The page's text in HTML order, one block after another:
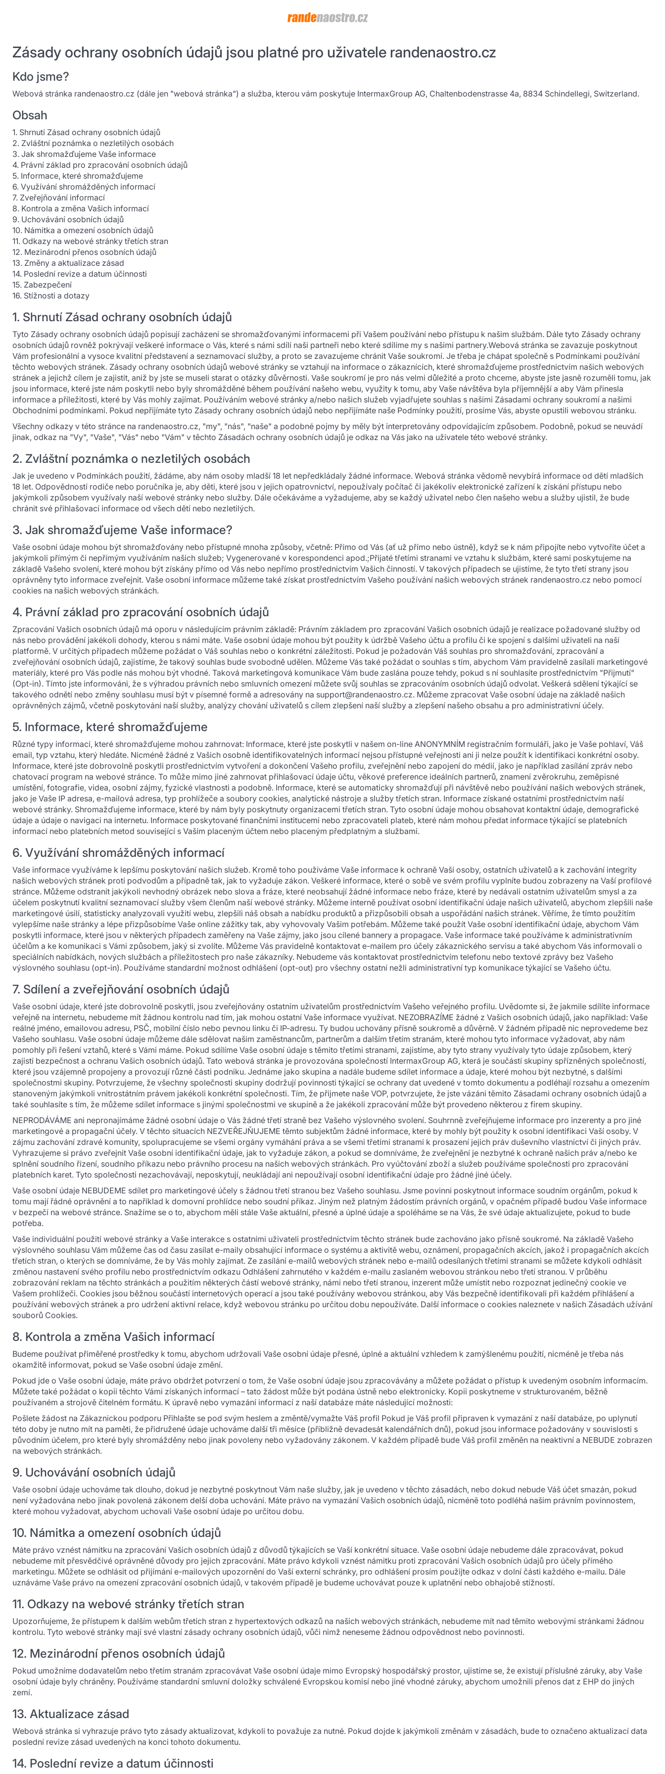
Zásady ochrany osobních údajů jsou platné pro uživatele randenaostro.cz
Kdo jsme?
Webová stránka randenaostro.cz (dále jen "webová stránka") a služba, kterou vám poskytuje IntermaxGroup AG, Chaltenbodenstrasse 4a, 8834 Schindellegi, Switzerland.
Obsah
1. Shrnutí Zásad ochrany osobních údajů
2. Zvláštní poznámka o nezletilých osobách
3. Jak shromažďujeme Vaše informace
4. Právní základ pro zpracování osobních údajů
5. Informace, které shromažďujeme
6. Využívání shromážděných informací
7. Zveřejňování informací
8. Kontrola a změna Vašich informací
9. Uchovávání osobních údajů
10. Námitka a omezení osobních údajů
11. Odkazy na webové stránky třetích stran
12. Mezinárodní přenos osobních údajů
13. Změny a aktualizace zásad
14. Poslední revize a datum účinnosti
15. Zabezpečení
16. Stížnosti a dotazy
1. Shrnutí Zásad ochrany osobních údajů
Tyto Zásady ochrany osobních údajů popisují zacházení se shromažďovanými informacemi při Vašem používání nebo přístupu k našim službám. Dále tyto Zásady ochrany
osobních údajů rovněž pokrývají veškeré informace o Vás, které s námi sdílí naši partneři nebo které sdílíme my s našimi partnery.Webová stránka se zavazuje poskytnout
Vám profesionální a vysoce kvalitní představení a seznamovací služby, a proto se zavazujeme chránit Vaše soukromí. Je třeba je chápat společně s Podmínkami používání
těchto webových stránek. Zásady ochrany osobních údajů webové stránky se vztahují na informace o zákaznících, které shromažďujeme prostřednictvím našich webových
stránek a jejichž cílem je zajistit, aniž by jste se museli starat o otázky důvěrnosti. Vaše soukromí je pro nás velmi důležité a proto chceme, abyste jste jasně rozuměli tomu, jak
jsou informace, které jste nám poskytli nebo byly shromážděné během používání našeho webu, využity k tomu, aby Vaše návštěva byla příjemnější a aby Vám přinesla
informace a příležitosti, které by Vás mohly zajímat. Používáním webové stránky a/nebo našich služeb vyjadřujete souhlas s našimi Zásadami ochrany soukromí a našimi
Obchodními podmínkami. Pokud nepřijímáte tyto Zásady ochrany osobních údajů nebo nepřijímáte naše Podmínky použití, prosíme Vás, abyste opustili webovou stránku.
Všechny odkazy v této stránce na randenaostro.cz, "my", "nás", "naše" a podobné pojmy by měly být interpretovány odpovídajícím způsobem. Podobně, pokud se neuvádí
jinak, odkaz na "Vy", "Vaše", "Vás" nebo "Vám" v těchto Zásadách ochrany osobních údajů je odkaz na Vás jako na uživatele této webové stránky.
2. Zvláštní poznámka o nezletilých osobách
Jak je uvedeno v Podmínkách použití, žádáme, aby nám osoby mladší 18 let nepředkládaly žádné informace. Webová stránka vědomě nevybírá informace od dětí mladších
18 let. Odpovědností rodiče nebo poručníka je, aby děti, které jsou v jejich opatrovnictví, nepoužívaly počítač či jakékoliv elektronické zařízení k získání přístupu nebo
jakýmkoli způsobem využívaly naší webové stránky nebo služby. Dále očekáváme a vyžadujeme, aby se každý uživatel nebo člen našeho webu a služby ujistil, že bude
chránit své přihlašovací informace od všech dětí nebo nezletilých.
3. Jak shromažďujeme Vaše informace?
Vaše osobní údaje mohou být shromažďovány nebo přístupné mnoha způsoby, včetně: Přímo od Vás (ať už přímo nebo ústně), když se k nám připojíte nebo vytvoříte účet a
jakýmkoli přímým či nepřímým využíváním našich služeb; Vygenerované v korespondenci apod.;Přijaté třetími stranami ve vztahu k službám, které sami poskytujeme na
základě Vašeho svolení, které mohou být získány přímo od Vás nebo nepřímo prostřednictvím Vašich činností. V takových případech se ujistíme, že tyto třetí strany jsou
oprávněny tyto informace zveřejnit. Vaše osobní informace můžeme také získat prostřednictvím Vašeho používání našich webových stránek randenaostro.cz nebo pomocí
cookies na našich webových stránkách.
4. Právní základ pro zpracování osobních údajů
Zpracování Vašich osobních údajů má oporu v následujícím právním základě: Právním základem pro zpracování Vašich osobních údajů je realizace požadované služby od
nás nebo provádění jakékoli dohody, kterou s námi máte. Vaše osobní údaje mohou být použity k údržbě Vašeho účtu a profilu či ke spojení s dalšími uživateli na naší
platformě. V určitých případech můžeme požádat o Váš souhlas nebo o konkrétní záležitosti. Pokud je požadován Váš souhlas pro shromažďování, zpracování a
zveřejňování osobních údajů, zajistíme, že takový souhlas bude svobodně udělen. Můžeme Vás také požádat o souhlas s tím, abychom Vám pravidelně zasílali marketingové
materiály, které pro Vás podle nás mohou být vhodné. Taková marketingová komunikace Vám bude zaslána pouze tehdy, pokud s ní souhlasíte prostřednictvím "Přijmutí"
(Opt-in). Tímto jste informováni, že s výhradou právních nebo smluvních omezení můžete svůj souhlas se zpracováním osobních údajů odvolat. Veškerá sdělení týkající se
takového odnětí nebo změny souhlasu musí být v písemné formě a adresovány na support@randenaostro.cz. Můžeme zpracovat Vaše osobní údaje na základě našich
oprávněných zájmů, včetně poskytování naší služby, analýzy chování uživatelů s cílem zlepšení naší služby a zlepšení našeho obsahu a pro administrativní účely.
5. Informace, které shromažďujeme
Různé typy informací, které shromažďujeme mohou zahrnovat: Informace, které jste poskytli v našem on-line ANONYMNÍM registračním formuláři, jako je Vaše pohlaví, Váš
email, typ vztahu, který hledáte. Nicméně žádné z Vašich osobně identifikovatelných informací nejsou přístupné veřejnosti ani ji nelze použít k identifikaci konkrétní osoby.
Informace, které jste dobrovolně poskytli prostřednictvím vytvoření a dokončení Vašeho profilu, zveřejnění nebo zapojení do médií, jako je například zasílání zpráv nebo
chatovací program na webové stránce. To může mimo jiné zahrnovat přihlašovací údaje účtu, věkové preference ideálních partnerů, znamení zvěrokruhu, zeměpisné
umístění, fotografie, videa, osobní zájmy, fyzické vlastnosti a podobně. Informace, které se automaticky shromažďují při návštěvě nebo používání našich webových stránek,
jako je Vaše IP adresa, e-mailová adresa, typ prohlížeče a soubory cookies, analytické nástroje a služby třetích stran. Informace získané ostatními prostřednictvím naší
webové stránky. Shromažďujeme informace, které by nám byly poskytnuty organizacemi třetích stran. Tyto osobní údaje mohou obsahovat kontaktní údaje, demografické
údaje a údaje o navigaci na internetu. Informace poskytované finančními institucemi nebo zpracovateli plateb, které nám mohou předat informace týkající se platebních
informací nebo platebních metod související s Vaším placeným účtem nebo placeným předplatným a službami.
6. Využívání shromážděných informací
Vaše informace využíváme k lepšímu poskytování našich služeb. Kromě toho používáme Vaše informace k ochraně Vaší osoby, ostatních uživatelů a k zachování integrity
našich webových stránek proti podvodům a případně tak, jak to vyžaduje zákon. Veškeré informace, které o sobě ve svém profilu vyplníte budou zobrazeny na Vaší profilové
stránce. Můžeme odstranit jakýkoli nevhodný obrázek nebo slova a fráze, které neobsahují žádné informace nebo fráze, které by nedávali ostatním uživatelům smysl a za
účelem poskytnutí kvalitní seznamovací služby všem členům naší webové stránky. Můžeme interně používat osobní identifikační údaje našich uživatelů, abychom zlepšili naše
marketingové úsilí, statisticky analyzovali využití webu, zlepšili náš obsah a nabídku produktů a přizpůsobili obsah a uspořádání našich stránek. Věříme, že tímto použitím
vylepšíme naše stránky a lépe přizpůsobíme Vaše online zážitky tak, aby vyhovovaly Vašim potřebám. Můžeme také použít Vaše osobní identifikační údaje, abychom Vám
poskytli informace, které jsou v některých případech zaměřeny na Vaše zájmy, jako jsou cílené bannery a propagace. Vaše informace také používáme k administrativním
účelům a ke komunikaci s Vámi způsobem, jaký si zvolíte. Můžeme Vás pravidelně kontaktovat e-mailem pro účely zákaznického servisu a také abychom Vás informovali o
speciálních nabídkách, nových službách a příležitostech pro naše zákazníky. Nebudeme vás kontaktovat prostřednictvím telefonu nebo textové zprávy bez Vašeho
výslovného souhlasu (opt-in). Používáme standardní možnost odhlášení (opt-out) pro všechny ostatní nežli administrativní typ komunikace týkající se Vašeho účtu.
7. Sdílení a zveřejňování osobních údajů
Vaše osobní údaje, které jste dobrovolně poskytli, jsou zveřejňovány ostatním uživatelům prostřednictvím Vašeho veřejného profilu. Uvědomte si, že jakmile sdílíte informace
veřejně na internetu, nebudeme mít žádnou kontrolu nad tím, jak mohou ostatní Vaše informace využívat. NEZOBRAZÍME žádné z Vašich osobních údajů, jako například: Vaše
reálné jméno, emailovou adresu, PSČ, mobilní číslo nebo pevnou linku či IP-adresu. Ty budou uchovány přísně soukromě a důvěrně. V žádném případě nic neprovedeme bez
Vašeho souhlasu. Vaše osobní údaje můžeme dále sdělovat našim zaměstnancům, partnerům a dalším třetím stranám, které mohou tyto informace vyžadovat, aby nám
pomohly při řešení vztahů, které s Vámi máme. Pokud sdílíme Vaše osobní údaje s těmito třetími stranami, zajistíme, aby tyto strany využívaly tyto údaje způsobem, který
zajistí bezpečnost a ochranu Vašich osobních údajů. Tato webová stránka je provozována společností IntermaxGroup AG, která je součástí skupiny spřízněných společností,
které jsou vzájemně propojeny a provozují různé části podniku. Jednáme jako skupina a nadále budeme sdílet informace a údaje, které mohou být nezbytné, s dalšími
společnostmi skupiny. Potvrzujeme, že všechny společnosti skupiny dodržují povinnosti týkající se ochrany dat uvedené v tomto dokumentu a podléhají rozsahu a omezením
stanoveným jakýmkoli vnitrostátním právem jakékoli konkrétní společnosti. Tím, že přijmete naše VOP, potvrzujete, že jste vázáni těmito Zásadami ochrany osobních údajů a
také souhlasíte s tím, že můžeme sdílet informace s jinými společnostmi ve skupině a že jakékoli zpracování může být provedeno některou z firem skupiny.
NEPRODÁVÁME ani nepronajímáme žádné osobní údaje o Vás žádné třetí straně bez Vašeho výslovného svolení. Souhrnně zveřejňujeme informace pro inzerenty a pro jiné
marketingové a propagační účely. V těchto situacích NEZVEŘEJŇUJEME těmto subjektům žádné informace, které by mohly být použity k osobní identifikaci Vaší osoby. V
zájmu zachování zdravé komunity, spolupracujeme se všemi orgány vymáhání práva a se všemi třetími stranami k prosazení jejich práv duševního vlastnictví či jiných práv.
Vyhrazujeme si právo zveřejnit Vaše osobní identifikační údaje, jak to vyžaduje zákon, a pokud se domníváme, že zveřejnění je nezbytné k ochraně našich práv a/nebo ke
splnění soudního řízení, soudního příkazu nebo právního procesu na našich webových stránkách. Pro vyúčtování zboží a služeb používáme společnosti pro zpracování
platebních karet. Tyto společnosti nezachovávají, neposkytují, neukládají ani nepoužívají osobní identifikační údaje pro žádné jiné účely.
Vaše osobní údaje NEBUDEME sdílet pro marketingové účely s žádnou třetí stranou bez Vašeho souhlasu. Jsme povinni poskytnout informace soudním orgánům, pokud k
tomu mají řádné oprávnění a to například k domovní prohlídce nebo soudní příkaz. Jiným než platným žádostím právních orgánů, v opačném případě budou Vaše informace
v bezpečí na webové stránce. Snažíme se o to, abychom měli stále Vaše aktuální, přesné a úplné údaje a spoléháme se na Vás, že své údaje aktualizujete, pokud to bude
potřeba.
Vaše individuální použití webové stránky a Vaše interakce s ostatními uživateli prostřednictvím těchto stránek bude zachováno jako přísně soukromé. Na základě Vašeho
výslovného souhlasu Vám můžeme čas od času zasílat e-maily obsahující informace o systému a aktivitě webu, oznámení, propagačních akcích, jakož i propagačních akcích
třetích stran, o kterých se domníváme, že by Vás mohly zajímat. Ze zasílání e-mailů webových stránek nebo e-mailů odesílaných třetími stranami se můžete kdykoli odhlásit
změnou nastavení svého profilu nebo prostřednictvím odkazu Odhlášení zahrnutého v každém e-mailu zaslaném webovou stránkou nebo třetí stranou. V průběhu
zobrazování reklam na těchto stránkách a použitím některých částí webové stránky, námi nebo třetí stranou, inzerent může umístit nebo rozpoznat jedinečný cookie ve
Vašem prohlížeči. Cookies jsou běžnou součástí internetových operací a jsou také používány webovou stránkou, aby Vás bezpečně identifikovali při každém přihlášení a
používání webových stránek a pro udržení aktivní relace, když webovou stránku po určitou dobu nepoužíváte. Další informace o cookies naleznete v našich Zásadách užívání
souborů Cookies.
8. Kontrola a změna Vašich informací
Budeme používat přiměřené prostředky k tomu, abychom udržovali Vaše osobní údaje přesné, úplné a aktuální vzhledem k zamýšlenému použití, nicméně je třeba nás
okamžitě informovat, pokud se Vaše osobní údaje změní.
Pokud jde o Vaše osobní údaje, máte právo obdržet potvrzení o tom, že Vaše osobní údaje jsou zpracovávány a můžete požádat o přístup k uvedeným osobním informacím.
Můžete také požádat o kopii těchto Vámi získaných informací – tato žádost může být podána ústně nebo elektronicky. Kopii poskytneme v strukturovaném, běžně
používaném a strojově čitelném formátu. K úpravě nebo vymazání informací z naší databáze máte následující možnosti:
Pošlete žádost na Zákaznickou podporu Přihlašte se pod svým heslem a změntě/vymažte Váš profil Pokud je Váš profil připraven k vymazání z naší databáze, po uplynutí
této doby je nutno mít na paměti, že přidružené údaje uchováme další tři měsíce (přibližně devadesát kalendářních dnů), pokud jsou informace požadovány v souvislosti s
původním účelem, pro které byly shromážděny nebo jinak povoleny nebo vyžadovány zákonem. V každém případě bude Váš profil změněn na neaktivní a NEBUDE zobrazen
na webových stránkách.
9. Uchovávání osobních údajů
Vaše osobní údaje uchováme tak dlouho, dokud je nezbytné poskytnout Vám naše služby, jak je uvedeno v těchto zásadách, nebo dokud nebude Váš účet smazán, pokud
není vyžadována nebo jinak povolená zákonem delší doba uchování. Máte právo na vymazání Vašich osobních údajů, nicméně toto podléhá našim právním povinnostem,
které mohou vyžadovat, abychom uchovali Vaše osobní údaje po určitou dobu.
10. Námitka a omezení osobních údajů
Máte právo vznést námitku na zpracování Vašich osobních údajů z důvodů týkajících se Vaší konkrétní situace. Vaše osobní údaje nebudeme dále zpracovávat, pokud
nebudeme mít přesvědčivé oprávněné důvody pro jejich zpracování. Máte právo kdykoli vznést námitku proti zpracování Vašich osobních údajů pro účely přímého
marketingu. Můžete se odhlásit od přijímání e-mailových upozornění do Vaší externí schránky, pro odhlášení prosím použijte odkaz v dolní části každého e-mailu. Dále
uznáváme Vaše právo na omezení zpracování osobních údajů, v takovém případě je budeme uchovávat pouze k uplatnění nebo obhajobě stížností.
11. Odkazy na webové stránky třetích stran
Upozorňujeme, že přístupem k dalším webům třetích stran z hypertextových odkazů na našich webových stránkách, nebudeme mít nad těmito webovými stránkami žádnou
kontrolu. Tyto webové stránky mají své vlastní zásady ochrany osobních údajů, vůči nimž neneseme žádnou odpovědnost nebo povinnosti.
12. Mezinárodní přenos osobních údajů
Pokud umožníme dodavatelům nebo třetím stranám zpracovávat Vaše osobní údaje mimo Evropský hospodářský prostor, ujistíme se, že existují příslušné záruky, aby Vaše
osobní údaje byly chráněny. Používáme standardní smluvní doložky schválené Evropskou komisí nebo jiné vhodné záruky, abychom umožnili přenos dat z EHP do jiných
zemí.
13. Aktualizace zásad
Webová stránka si vyhrazuje právo tyto zásady aktualizovat, kdykoli to považuje za nutné. Pokud dojde k jakýmkoli změnám v zásadách, bude to označeno aktualizací data
poslední revize zásad uvedených na konci tohoto dokumentu.
14. Poslední revize a datum účinnosti